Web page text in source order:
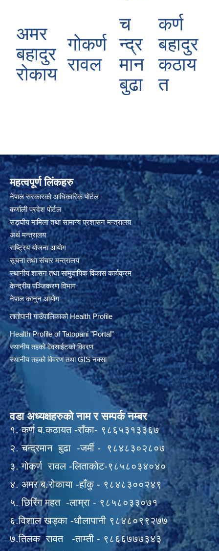
अमर
बहादुर
रोकाय
गोकर्ण
रावल
च
न्द्र
मान
बुढा
कर्ण
बहादुर
कठाय
त
महत्वपूर्ण लिंकहरु
नेपाल सरकारको आधिकारिक पोर्टल
कर्णाली प्रदेश पोर्टल
सङ्घीय मामिला तथा सामान्य प्रशासन मन्त्रालय
अर्थ मन्त्रालय
राष्ट्रिय योजना आयोग
सूचना तथा संचार मन्त्रालय
स्थानीय शासन तथा सामुदायिक विकास कार्यक्रम
केन्द्रीय पञ्जिकरण विभाग
नेपाल कानुन आयोग
तातोपानी गाउँपालिकाको Health Profile
Health Profile of Tatopani"Portal"
स्थानीय तहको वेवसाईटको विवरण
स्थानीय तहको विवरण तथा GIS नक्सा
वडा अध्यक्षहरुको नाम र सम्पर्क नम्बर
१. कर्ण ब.कठायत -राँका- ९८६५३१३३६७
२. चन्द्रमान बुढा -जर्मी - ९८४८३०२८०७
३. गोकर्ण रावल -लिताकोट-९८५८०३४०४०
४. अमर ब.रोकाया -हाँकु - ९८४८३००२४९
५. छिरिंग महत -लाम्रा - ९८५८०३३०७१
६.विशाल खड्का -धौलापानी ९८४८०९९२७७
७.तिलक रावत -ताम्ती - ९८६६७७७३४३